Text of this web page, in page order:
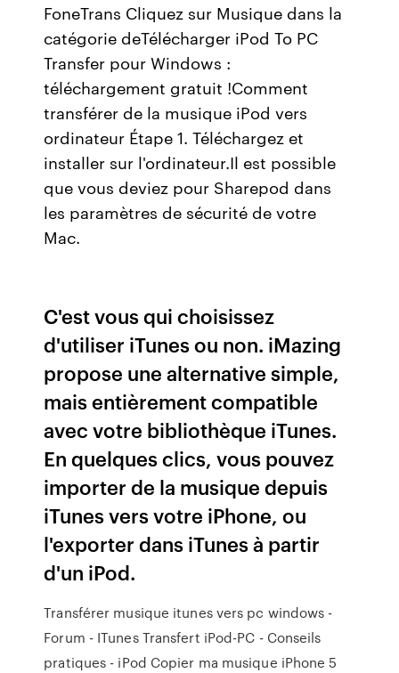
FoneTrans Cliquez sur Musique dans la
catégorie deTélécharger iPod To PC
Transfer pour Windows :
téléchargement gratuit !Comment
transférer de la musique iPod vers
ordinateur Étape 1. Téléchargez et
installer sur l'ordinateur.Il est possible
que vous deviez pour Sharepod dans
les paramètres de sécurité de votre
Mac.
C'est vous qui choisissez
d'utiliser iTunes ou non. iMazing
propose une alternative simple,
mais entièrement compatible
avec votre bibliothèque iTunes.
En quelques clics, vous pouvez
importer de la musique depuis
iTunes vers votre iPhone, ou
l'exporter dans iTunes à partir
d'un iPod.
Transférer musique itunes vers pc windows -
Forum - ITunes Transfert iPod-PC - Conseils
pratiques - iPod Copier ma musique iPhone 5